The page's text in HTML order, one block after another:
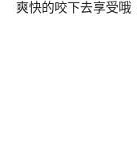
爽快的咬下去享受哦